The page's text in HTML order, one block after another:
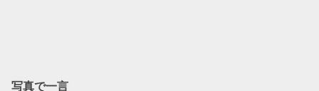
写真で一言